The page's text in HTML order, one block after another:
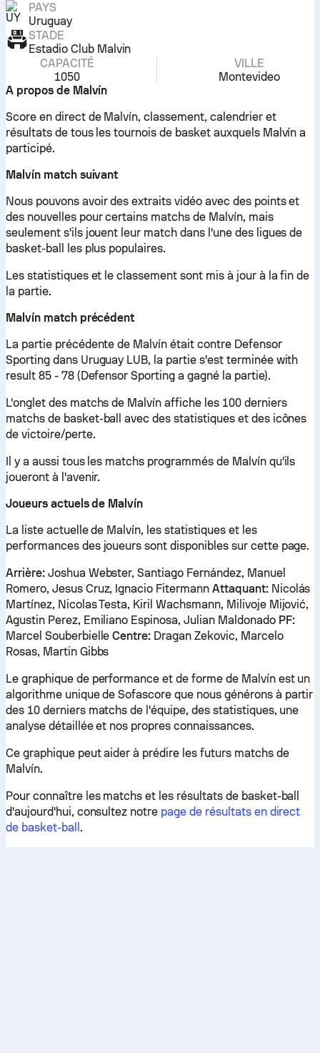
PAYS
Uruguay
STADE
Estadio Club Malvin
CAPACITÉ
1050
VILLE
Montevideo
A propos de Malvín
Score en direct de Malvín, classement, calendrier et
résultats de tous les tournois de basket auxquels Malvín a
participé.
Malvín match suivant
Nous pouvons avoir des extraits vidéo avec des points et
des nouvelles pour certains matchs de Malvín, mais
seulement s'ils jouent leur match dans l'une des ligues de
basket-ball les plus populaires.
Les statistiques et le classement sont mis à jour à la fin de
la partie.
Malvín match précédent
La partie précédente de Malvín était contre Defensor
Sporting dans Uruguay LUB, la partie s'est terminée with
result 85 - 78 (Defensor Sporting a gagné la partie).
L'onglet des matchs de Malvín affiche les 100 derniers
matchs de basket-ball avec des statistiques et des icônes
de victoire/perte.
Il y a aussi tous les matchs programmés de Malvín qu'ils
joueront à l'avenir.
Joueurs actuels de Malvín
La liste actuelle de Malvín, les statistiques et les
performances des joueurs sont disponibles sur cette page.
Arrière:Joshua Webster, Santiago Fernández, Manuel
Romero, Jesus Cruz, Ignacio Fitermann Attaquant:Nicolás
Martínez, Nicolas Testa, Kiril Wachsmann, Milivoje Mijović,
Agustin Perez, Emiliano Espinosa, Julian Maldonado PF:
Marcel SouberbielleCentre: Dragan Zekovic, Marcelo
Rosas, Martin Gibbs
Le graphique de performance et de forme de Malvín est un
algorithme unique de Sofascore que nous générons à partir
des 10 derniers matchs de l'équipe, des statistiques, une
analyse détaillée et nos propres connaissances.
Ce graphique peut aider à prédire les futurs matchs de
Malvín.
Pour connaître les matchs et les résultats de basket-ball
d'aujourd'hui, consultez notre page de résultats en direct
de basket-ball .